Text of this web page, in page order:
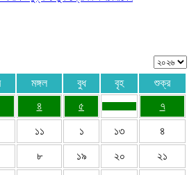
মঙ্গল বুধ বৃহ
শুক্র
৪ ৫ ৭
১১ ১ ১৩ ৪
৮ ১৯ ২০ ২১